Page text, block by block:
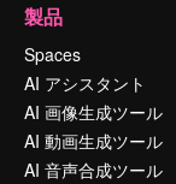
製品
Spaces
AI アシスタント
AI 画像生成ツール
AI 動画生成ツール
AI 音声合成ツール